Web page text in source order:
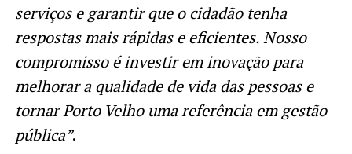
serviços e garantir que o cidadão tenha
respostas mais rápidas e eficientes. Nosso
compromisso é investir em inovação para
melhorar a qualidade de vida das pessoas e
tornar Porto Velho uma referência em gestão
pública”.